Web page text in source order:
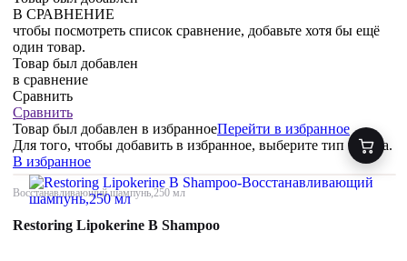
В СРАВНЕНИЕ
чтобы посмотреть список сравнение, добавьте хотя бы ещё
один товар.
Товар был добавлен
в сравнение
Сравнить
Сравнить
Товар был добавлен в избранноеПерейти в избранное
Для того, чтобы добавить в избранное, выберите тип товара.
В избранное
Восстанавливающий шампунь,250 мл
Restoring Lipokerine B Shampoo